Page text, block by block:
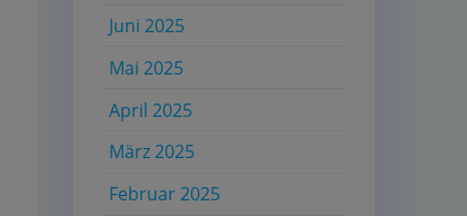
Juni 2025
Mai 2025
April 2025
März 2025
Februar 2025